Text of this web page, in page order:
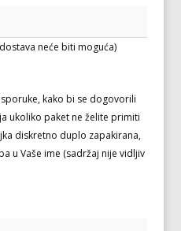
neće biti moguća)
kako bi se dogovorili
ukoliko paket ne želite primiti
diskretno duplo zapakirana,
u Vaše ime (sadržaj nije vidljiv